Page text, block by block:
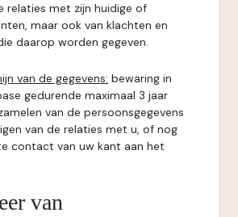
relaties met zijn huidige of
maar ook van klachten en
daarop worden gegeven.
van de gegevens: bewaring in
gedurende maximaal 3 jaar
van de persoonsgegevens
van de relaties met u, of nog
contact van uw kant aan het
van